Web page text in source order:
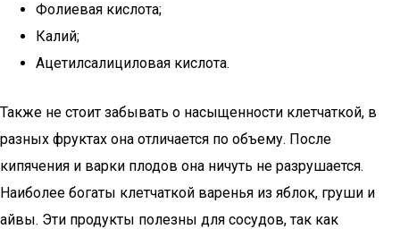
Фолиевая кислота;
Калий;
Ацетилсалициловая кислота.
Также не стоит забывать о насыщенности клетчаткой, в
разных фруктах она отличается по объему. После
кипячения и варки плодов она ничуть не разрушается.
Наиболее богаты клетчаткой варенья из яблок, груши и
айвы. Эти продукты полезны для сосудов, так как